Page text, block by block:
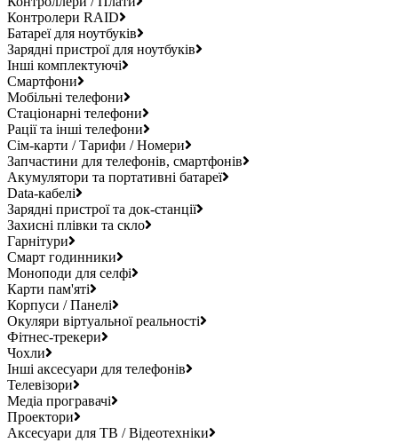
Контролери RAID
Батареї для ноутбуків
Зарядні пристрої для ноутбуків
Інші комплектуючі
Смартфони
Мобільні телефони
Стаціонарні телефони
Рації та інші телефони
Сім-карти / Тарифи / Номери
Запчастини для телефонів, смартфонів
Акумулятори та портативні батареї
Data-кабелі
Зарядні пристрої та док-станції
Захисні плівки та скло
Гарнітури
Смарт годинники
Моноподи для селфі
Карти пам'яті
Корпуси / Панелі
Окуляри віртуальної реальності
Фітнес-трекери
Чохли
Інші аксесуари для телефонів
Телевізори
Медіа програвачі
Проектори
Аксесуари для ТВ / Відеотехніки